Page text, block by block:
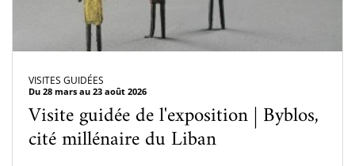
VISITES GUIDÉES
Du 28 mars au 23 août 2026
Visite guidée de l'exposition | Byblos,
cité millénaire du Liban